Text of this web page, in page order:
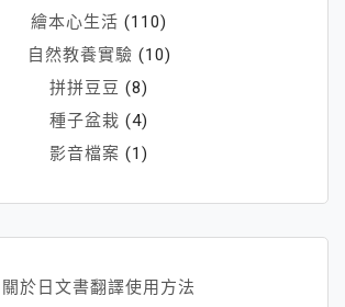
繪本心生活 (110)
自然教養實驗 (10)
拼拼豆豆 (8)
種子盆栽 (4)
影音檔案 (1)
關於日文書翻譯使用方法